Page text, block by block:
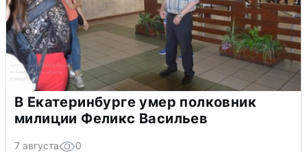
В Екатеринбурге умер полковник
милиции Феликс Васильев
7 августа 0